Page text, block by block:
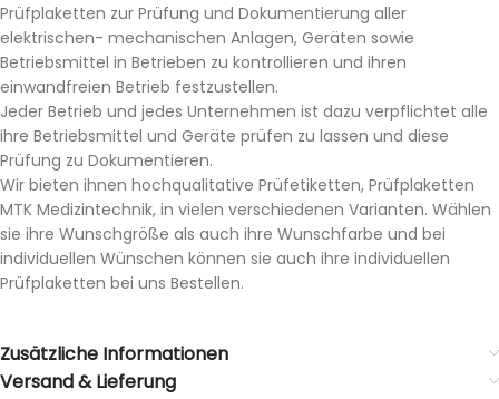
Prüfplaketten zur Prüfung und Dokumentierung aller
elektrischen- mechanischen Anlagen, Geräten sowie
Betriebsmittel in Betrieben zu kontrollieren und ihren
einwandfreien Betrieb festzustellen.
Jeder Betrieb und jedes Unternehmen ist dazu verpflichtet alle
ihre Betriebsmittel und Geräte prüfen zu lassen und diese
Prüfung zu Dokumentieren.
Wir bieten ihnen hochqualitative Prüfetiketten, Prüfplaketten
MTK Medizintechnik, in vielen verschiedenen Varianten. Wählen
sie ihre Wunschgröße als auch ihre Wunschfarbe und bei
individuellen Wünschen können sie auch ihre individuellen
Prüfplaketten bei uns Bestellen.
Zusätzliche Informationen
Versand & Lieferung